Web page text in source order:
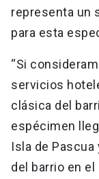
representa un
para esta
“Si
servicios
clásica del
espécimen
Isla de
del barrio en